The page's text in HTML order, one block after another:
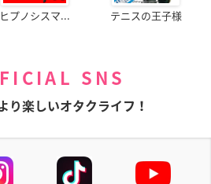
ヒプノシスマ... テニスの王子様
SNS
り楽しいオタクライフ！